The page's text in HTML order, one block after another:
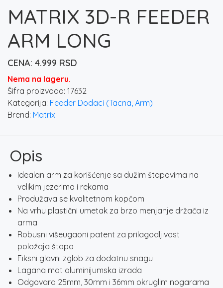
MATRIX 3D-R FEEDER
ARM LONG
4.999 RSD
Nema na lageru.
Šifra proizvoda: 17632
Kategorija: Feeder Dodaci (Tacna, Arm)
Brend: Matrix
Opis
Idealan arm za korišćenje sa dužim štapovima na
velikim jezerima i rekama
Produžava se kvalitetnom kopčom
Na vrhu plastični umetak za brzo menjanje držača iz
arma
Robusni višeugaoni patent za prilagodljivost
položaja štapa
Fiksni glavni zglob za dodatnu snagu
Lagana mat aluminijumska izrada
Odgovara 25mm, 30mm i 36mm okruglim nogarama